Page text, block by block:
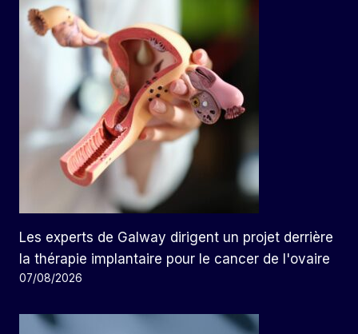
Les experts de Galway dirigent un projet derrière
la thérapie implantaire pour le cancer de l'ovaire
07/08/2026